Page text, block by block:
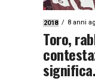
2018 8 anni
Toro,